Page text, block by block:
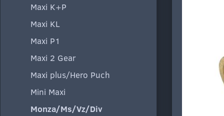
Maxi K+P
Maxi KL
Maxi P1
Maxi 2 Gear
Maxi plus/Hero Puch
Mini Maxi
Monza/Ms/Vz/Div